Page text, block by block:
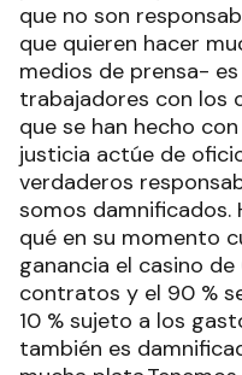
que no son
que quieren hacer
medios de prensa-
trabajadores con los
que se han hecho
justicia actúe de
verdaderos
somos
qué en su momento
ganancia el casino
contratos y el 90 %
10 % sujeto a los
también es